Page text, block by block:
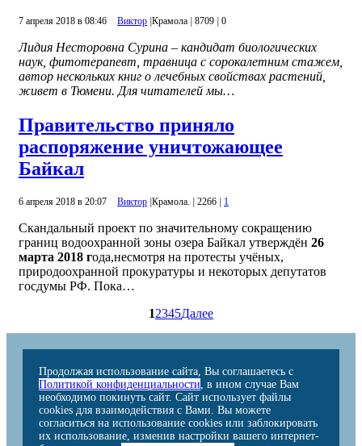
7 апреля 2018 в 08:46 Виктор Крамола 8709 0
Лидия Несторовна Сурина – кандидат биологических
наук, фитотерапевт, травница с сорокалетним стажем,
автор нескольких книг о лечебных свойствах растений,
живет в Тюмени. Для читателей мы…
Правительство приняло
распоряжение уничтожающее
Байкал
6 апреля 2018 в 20:07 Виктор Крамола. 2266 1
Скандальный проект по значительному сокращению
границ водоохранной зоны озера Байкал утверждён 26
марта 2018 года,несмотря на протесты учёных,
природоохранной прокуратуры и некоторых депутатов
госдумы РФ. Пока…
12345Далее
Продолжая использование сайта, Вы соглашаетесь с
Политикой конфиденциальности, в ином случае Вам
необходимо покинуть сайт. Сайт использует файлы
cookies для взаимодействия с Вами. Вы можете
согласиться на использование cookies или заблокировать
их использование, изменив настройки вашего интернет-